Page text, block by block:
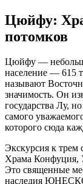
Цюйфу:
потомков
Цюйфу —
население — 615
называют
значимость. Он
государства Лу,
самого
которого сюда
Экскурсия к трем
Храма Конфуция,
Это священные
наследия